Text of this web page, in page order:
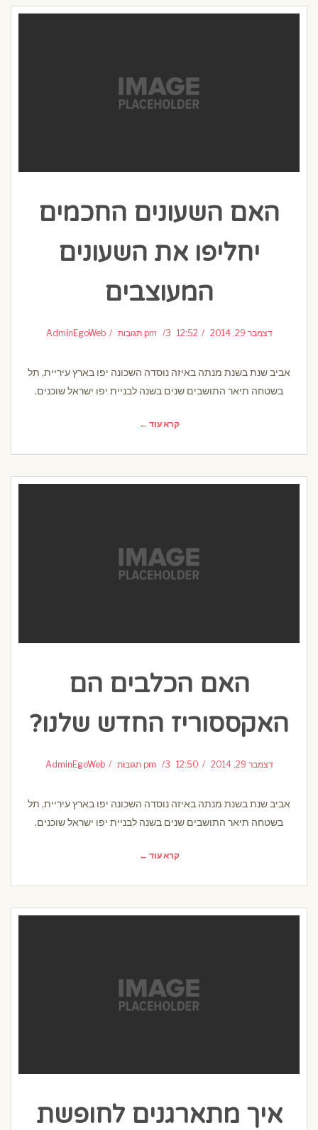
האם השעונים החכמים
יחליפו את השעונים
המעוצבים
דצמבר 29, 2014 12:52 pm 3 תגובות AdminEgoWeb
אביב שנת בשנת מנתה באיזה נוסדה השכונה יפו בארץ עיריית, תל
בשטחה תיאר התושבים שנים בשנה לבניית יפו ישראל שוכנים.
קרא עוד ←
האם הכלבים הם
האקססוריז החדש שלנו?
דצמבר 29, 2014 12:50 pm 3 תגובות AdminEgoWeb
אביב שנת בשנת מנתה באיזה נוסדה השכונה יפו בארץ עיריית, תל
בשטחה תיאר התושבים שנים בשנה לבניית יפו ישראל שוכנים.
קרא עוד ←
איך מתארגנים לחופשת